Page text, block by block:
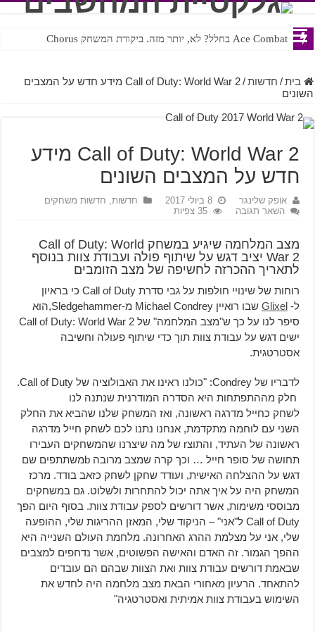
Ace Combat בחלל? לא, יותר מזה. ביקורת המשחק Chorus
Steven Universe והשירים שתורגמו בצורה נוראית לעברית
בית / חדשות /
Call of Duty: World War 2 מידע חדש על המצבים
השונים
Call of Duty: World War 2 מידע
חדש על המצבים השונים
אופק שלינגר 8 ביולי 2017 חדשות, חדשות משחקים
השאר תגובה
35 צפיות
מצב המלחמה שיגיע במשחק Call of Duty: World
War 2 יציב דגש על שיתוף פולה ועבודת צוות בנוסף
לתאריך ההכרזה לחשיפה של מצב הזומבים
רוחות של שינויי חולפות על גבי סדרת Call of Duty כי בראיון
ל- Glixel
שבו רואיין Michael Condrey מ-Sledgehammer,הוא
סיפר לנו על כך ש"מצב המלחמה" של Call of Duty: World War 2
ישים דגש על עבודת צוות תוך כדי שיתוף פעולה וחשיבה
אסטרטגית.
לדבריו של Condrey: "כולנו ראינו את האבולוציה של Call of Duty.
חלק מההתפתחות היא הסדרה המודרנית שנתנה לנו
לשחק כחייל מדרגה ראשונה, ואז המשחק שלנו שהביא את החלק
השני עם לוחמה מתקדמת, אנחנו נתנו לכם לשחק חייל מדרגה
ראשונה של העתיד, והתוצr של מה שיצרנו שהמשחקים העבירו
תחושה של סופר חייל … וכך קרה שמצב מרובה bמשתתפים שם
דגש על ההצלחה האישית, ועודד שחקן לשחק כזאב בודד. מרכז
המשחק היה על איך אתה יכול להתחרות ולשלוט. גם במשחקים
מבוססי משימות, אשר דורשים לספק עבודת צוות. בסוף היום הפך
Call of Duty ל"אני" – הניקוד שלי, המאזן ההריגות שלי, ההופעה
שלי, אני על מצלמת ההרג האחרונה. מלחמת העולם השנייה היא
ההפך הגמור. זה האדם והאישה הפשוטים, אשר נדחפים למצבים
שבאמת דורשים עבודת צוות ואת הצוות שבהם הם עובדים
להתאחד. הרעיון מאחורי הבאת מצב מלחמה היה לחדש את
השימוש בעבודת צוות אמיתית ואסטרטגיה"